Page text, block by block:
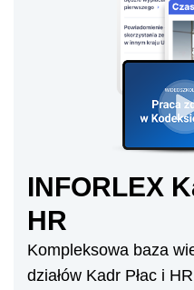
INFORLEX
HR
Kompleksowa baza
działów Kadr Płac i HR